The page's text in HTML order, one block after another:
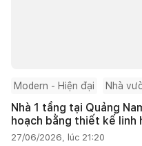
Modern - Hiện đại Nhà
Nhà 1 tầng tại Quảng
hoạch bằng thiết kế linh
27/06/2026, lúc 21:20